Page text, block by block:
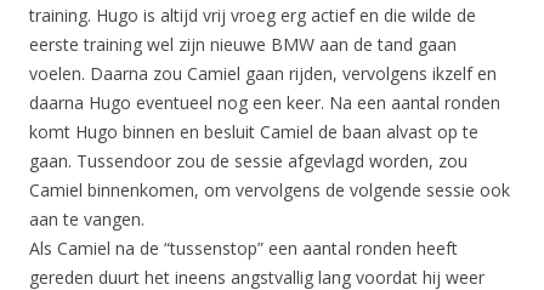
training. Hugo is altijd vrij vroeg erg actief en die wilde de
eerste training wel zijn nieuwe BMW aan de tand gaan
voelen. Daarna zou Camiel gaan rijden, vervolgens ikzelf en
daarna Hugo eventueel nog een keer. Na een aantal ronden
komt Hugo binnen en besluit Camiel de baan alvast op te
gaan. Tussendoor zou de sessie afgevlagd worden, zou
Camiel binnenkomen, om vervolgens de volgende sessie ook
aan te vangen.
Als Camiel na de “tussenstop” een aantal ronden heeft
gereden duurt het ineens angstvallig lang voordat hij weer